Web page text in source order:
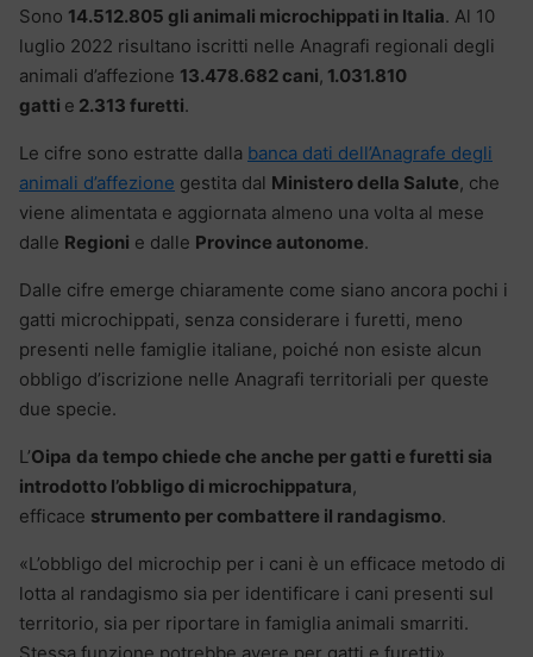
Sono 14.512.805 gli animali microchippati in Italia. Al 10
luglio 2022 risultano iscritti nelle Anagrafi regionali degli
animali d’affezione 13.478.682 cani, 1.031.810
gatti e 2.313 furetti.
Le cifre sono estratte dalla banca dati dell’Anagrafe degli
animali d’affezione gestita dal Ministero della Salute, che
viene alimentata e aggiornata almeno una volta al mese
dalle Regioni e dalle Province autonome.
Dalle cifre emerge chiaramente come siano ancora pochi i
gatti microchippati, senza considerare i furetti, meno
presenti nelle famiglie italiane, poiché non esiste alcun
obbligo d’iscrizione nelle Anagrafi territoriali per queste
due specie.
L’Oipa da tempo chiede che anche per gatti e furetti sia
introdotto l’obbligo di microchippatura,
efficace strumento per combattere il randagismo.
«L’obbligo del microchip per i cani è un efficace metodo di
lotta al randagismo sia per identificare i cani presenti sul
territorio, sia per riportare in famiglia animali smarriti.
Stessa funzione potrebbe avere per gatti e furetti»,